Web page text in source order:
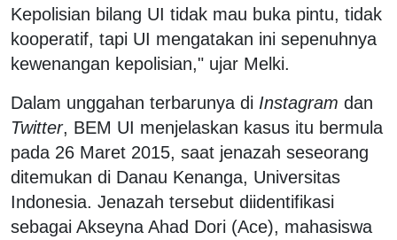
Kepolisian bilang UI tidak mau buka pintu, tidak
kooperatif, tapi UI mengatakan ini sepenuhnya
kewenangan kepolisian," ujar Melki.
Dalam unggahan terbarunya di Instagram dan
Twitter, BEM UI menjelaskan kasus itu bermula
pada 26 Maret 2015, saat jenazah seseorang
ditemukan di Danau Kenanga, Universitas
Indonesia. Jenazah tersebut diidentifikasi
sebagai Akseyna Ahad Dori (Ace), mahasiswa